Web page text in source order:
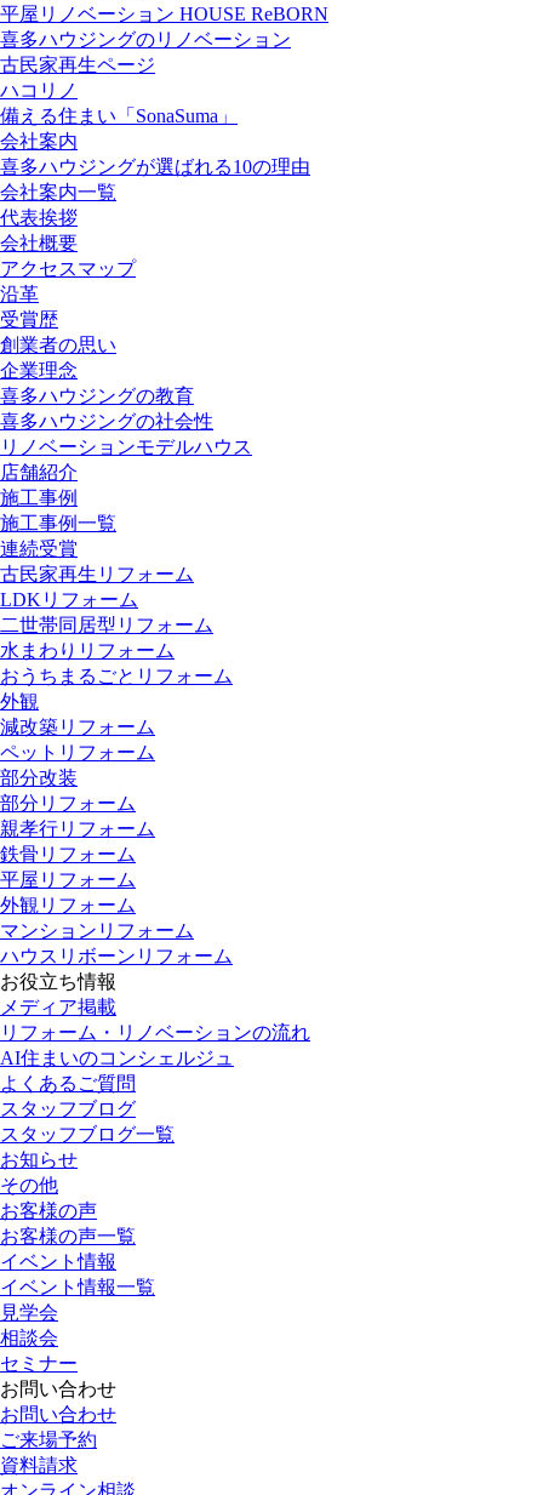
平屋リノベーション HOUSE ReBORN
喜多ハウジングのリノベーション
古民家再生ページ
ハコリノ
備える住まい「SonaSuma」
会社案内
喜多ハウジングが選ばれる10の理由
会社案内一覧
代表挨拶
会社概要
アクセスマップ
沿革
受賞歴
創業者の思い
企業理念
喜多ハウジングの教育
喜多ハウジングの社会性
リノベーションモデルハウス
店舗紹介
施工事例
施工事例一覧
連続受賞
古民家再生リフォーム
LDKリフォーム
二世帯同居型リフォーム
水まわりリフォーム
おうちまるごとリフォーム
外観
減改築リフォーム
ペットリフォーム
部分改装
部分リフォーム
親孝行リフォーム
鉄骨リフォーム
平屋リフォーム
外観リフォーム
マンションリフォーム
ハウスリボーンリフォーム
お役立ち情報
メディア掲載
リフォーム・リノベーションの流れ
AI住まいのコンシェルジュ
よくあるご質問
スタッフブログ
スタッフブログ一覧
お知らせ
その他
お客様の声
お客様の声一覧
イベント情報
イベント情報一覧
見学会
相談会
セミナー
お問い合わせ
お問い合わせ
ご来場予約
資料請求
オンライン相談